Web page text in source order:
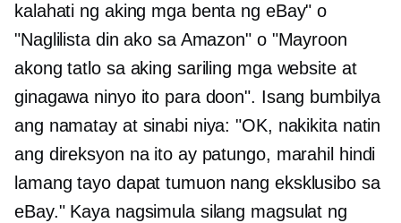
kalahati ng aking mga benta ng eBay" o
"Naglilista din ako sa Amazon" o "Mayroon
akong tatlo sa aking sariling mga website at
ginagawa ninyo ito para doon". Isang bumbilya
ang namatay at sinabi niya: "OK, nakikita natin
ang direksyon na ito ay patungo, marahil hindi
lamang tayo dapat tumuon nang eksklusibo sa
eBay." Kaya nagsimula silang magsulat ng